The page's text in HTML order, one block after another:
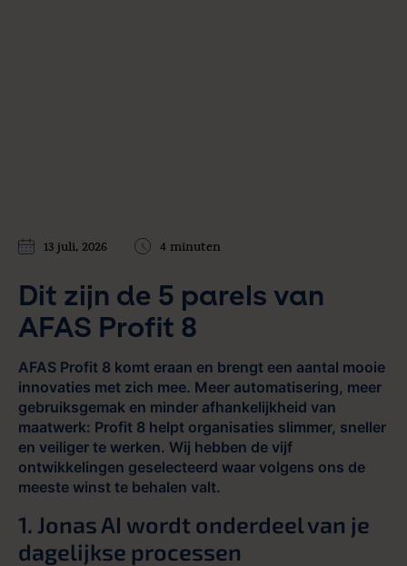
13 juli, 2026 4 minuten
Dit zijn de 5 parels van
AFAS Profit 8
AFAS Profit 8 komt eraan en brengt een aantal mooie
innovaties met zich mee. Meer automatisering, meer
gebruiksgemak en minder afhankelijkheid van
maatwerk: Profit 8 helpt organisaties slimmer, sneller
en veiliger te werken. Wij hebben de vijf
ontwikkelingen geselecteerd waar volgens ons de
meeste winst te behalen valt.
1. Jonas AI wordt onderdeel van je
dagelijkse processen